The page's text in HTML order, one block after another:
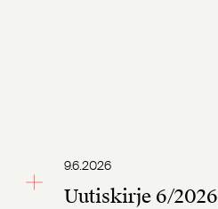
9.6.2026
Uutiskirje 6/2026